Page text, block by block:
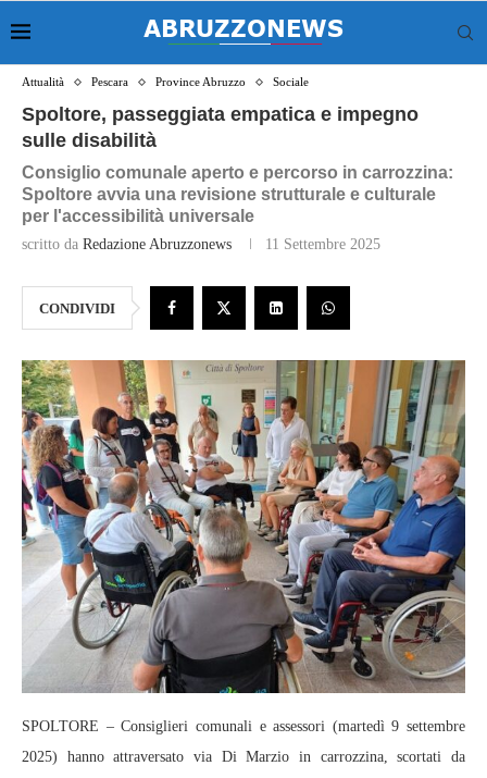
Attualità Pescara Province Abruzzo Sociale
Spoltore, passeggiata empatica e impegno
sulle disabilità
Consiglio comunale aperto e percorso in carrozzina:
Spoltore avvia una revisione strutturale e culturale
per l'accessibilità universale
scritto da Redazione Abruzzonews 11 Settembre 2025
CONDIVIDI
SPOLTORE – Consiglieri comunali e assessori (martedì 9 settembre
2025) hanno attraversato via Di Marzio in carrozzina, scortati da